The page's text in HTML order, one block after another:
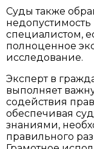
Суды также
специалистом,
полноценное
исследование.
Эксперт в
выполняет
содействия
обеспечивая
знаниями,
правильного